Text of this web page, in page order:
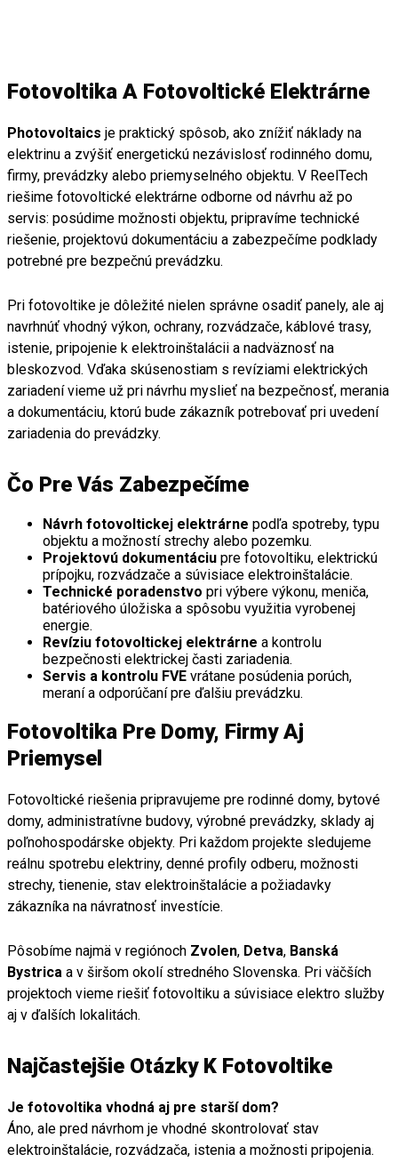
Fotovoltika A Fotovoltické Elektrárne
Photovoltaics je praktický spôsob, ako znížiť náklady na
elektrinu a zvýšiť energetickú nezávislosť rodinného domu,
firmy, prevádzky alebo priemyselného objektu. V ReelTech
riešime fotovoltické elektrárne odborne od návrhu až po
servis: posúdime možnosti objektu, pripravíme technické
riešenie, projektovú dokumentáciu a zabezpečíme podklady
potrebné pre bezpečnú prevádzku.
Pri fotovoltike je dôležité nielen správne osadiť panely, ale aj
navrhnúť vhodný výkon, ochrany, rozvádzače, káblové trasy,
istenie, pripojenie k elektroinštalácii a nadväznosť na
bleskozvod. Vďaka skúsenostiam s revíziami elektrických
zariadení vieme už pri návrhu myslieť na bezpečnosť, merania
a dokumentáciu, ktorú bude zákazník potrebovať pri uvedení
zariadenia do prevádzky.
Čo Pre Vás Zabezpečíme
Návrh fotovoltickej elektrárne podľa spotreby, typu
objektu a možností strechy alebo pozemku.
Projektovú dokumentáciu pre fotovoltiku, elektrickú
prípojku, rozvádzače a súvisiace elektroinštalácie.
Technické poradenstvo pri výbere výkonu, meniča,
batériového úložiska a spôsobu využitia vyrobenej
energie.
Revíziu fotovoltickej elektrárne a kontrolu
bezpečnosti elektrickej časti zariadenia.
Servis a kontrolu FVE vrátane posúdenia porúch,
meraní a odporúčaní pre ďalšiu prevádzku.
Fotovoltika Pre Domy, Firmy Aj
Priemysel
Fotovoltické riešenia pripravujeme pre rodinné domy, bytové
domy, administratívne budovy, výrobné prevádzky, sklady aj
poľnohospodárske objekty. Pri každom projekte sledujeme
reálnu spotrebu elektriny, denné profily odberu, možnosti
strechy, tienenie, stav elektroinštalácie a požiadavky
zákazníka na návratnosť investície.
Pôsobíme najmä v regiónoch Zvolen, Detva, Banská
Bystrica a v širšom okolí stredného Slovenska. Pri väčších
projektoch vieme riešiť fotovoltiku a súvisiace elektro služby
aj v ďalších lokalitách.
Najčastejšie Otázky K Fotovoltike
Je fotovoltika vhodná aj pre starší dom?
Áno, ale pred návrhom je vhodné skontrolovať stav
elektroinštalácie, rozvádzača, istenia a možnosti pripojenia.